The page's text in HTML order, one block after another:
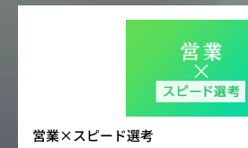
営業×スピード選考